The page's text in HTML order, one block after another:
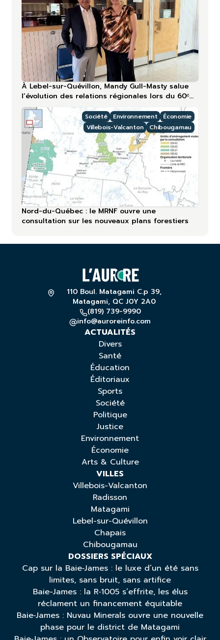
À Lebel-sur-Quévillon, Mandy Gull-Masty salue
l’évolution des relations régionales lors du 60ᵉ
anniversaire
Société Environnement
Économie
Villebois-Valcanton
Chibougamau
Nord-du-Québec : le MRNF ouvre une
consultation sur les nouveaux plans forestiers
110 Boul. Matagami C.p 39,
Matagami, QC J0Y 2A0
(819) 739-9990
info@auroreinfo.com
ACTUALITÉS
Divers
Santé
Éducation
Éditoriaux
Sports
Société
Politique
Justice
Environnement
Économie
Arts & Culture
VILLES
Villebois-Valcanton
Radisson
Matagami
Lebel-sur-Quévillon
Chapais
Chibougamau
DOSSIERS SPÉCIAUX
Cap sur la Baie‑James : le luxe d’un été sans
limites, sans bruit, sans artifice
Baie-James : la R‑1005 s’effrite, les élus
réclament un financement équitable
Baie‑James : Nuvau Minerals ouvre une nouvelle
phase pour le district de Matagami